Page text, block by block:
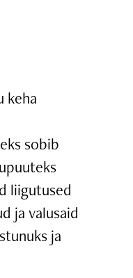
keha
sobib
liigutused
ja valusaid
ja